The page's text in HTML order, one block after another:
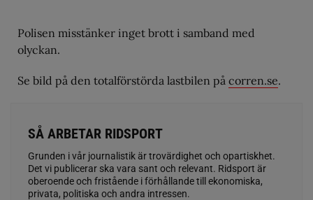
Polisen misstänker inget brott i samband med
olyckan.
Se bild på den totalförstörda lastbilen på corren.se.
SÅ ARBETAR RIDSPORT
Grunden i vår journalistik är trovärdighet och opartiskhet.
Det vi publicerar ska vara sant och relevant. Ridsport är
oberoende och fristående i förhållande till ekonomiska,
privata, politiska och andra intressen.